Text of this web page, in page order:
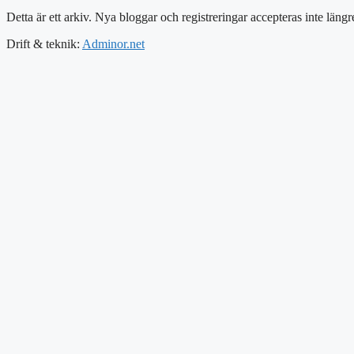
Detta är ett arkiv. Nya bloggar och registreringar accepteras inte
Drift & teknik: Adminor.net